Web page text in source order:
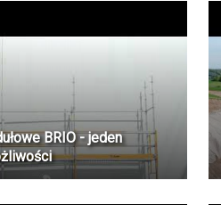
BRIO - jeden